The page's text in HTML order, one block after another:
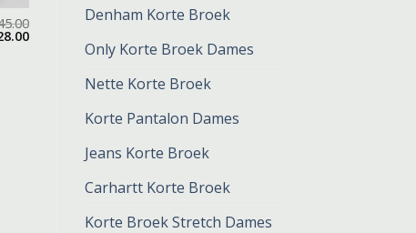
Denham Korte Broek
Only Korte Broek Dames
Nette Korte Broek
Korte Pantalon Dames
Jeans Korte Broek
Carhartt Korte Broek
Korte Broek Stretch Dames